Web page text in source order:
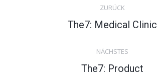
navigation
ZURÜCK
Previous
The7: Medical Clinic
NÄCHSTES
Next
The7: Product